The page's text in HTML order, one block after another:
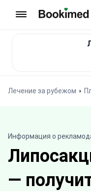
Лечение за рубежом
Информация о
—